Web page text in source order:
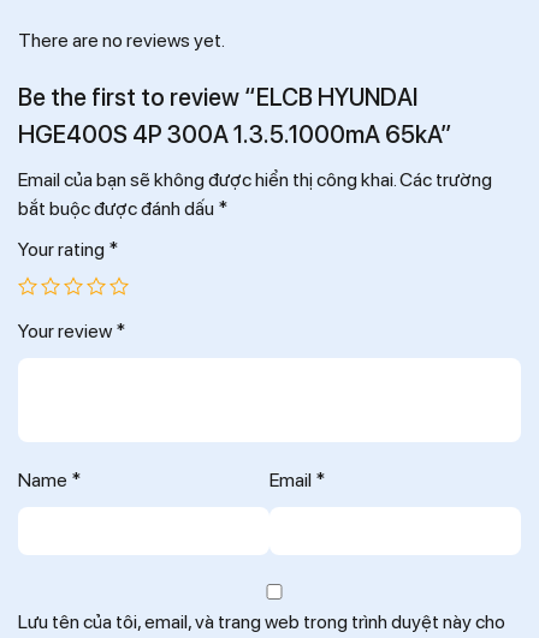
There are no reviews yet.
Be the first to review “ELCB HYUNDAI
HGE400S 4P 300A 1.3.5.1000mA 65kA”
Email của bạn sẽ không được hiển thị công khai.Các trường
bắt buộc được đánh dấu *
Your rating *
Your review *
Name * Email *
Lưu tên của tôi, email, và trang web trong trình duyệt này cho